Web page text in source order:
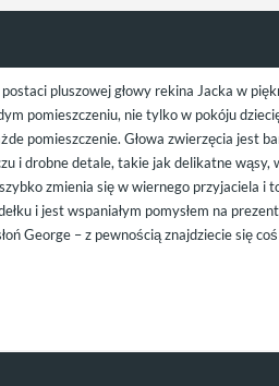
pluszowej głowy rekina Jacka w
pomieszczeniu, nie tylko w pokóju
pomieszczenie. Głowa zwierzęcia jest
i drobne detale, takie jak delikatne
zmienia się w wiernego przyjaciela
i jest wspaniałym pomysłem na
George – z pewnością znajdziecie się